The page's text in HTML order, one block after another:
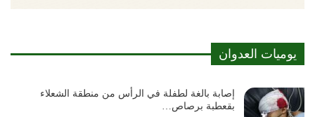
يوميات العدوان
إصابة بالغة لطفلة في الرأس من منطقة الشعلاء
بقعطبة برصاص…